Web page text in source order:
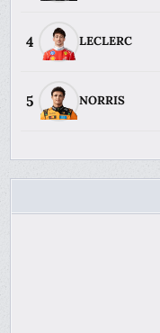
4 LECLERC
5 NORRIS